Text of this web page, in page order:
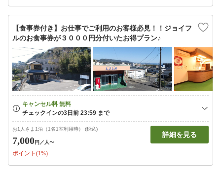
【食事券付き】お仕事でご利用のお客様必見！！ジョイフ
ルのお食事券が３０００円分付いたお得プラン♪
お1人さま1泊（1名1室利用時） (税込)
7,000円 ／人〜
ポイント(1%)
詳細を見る